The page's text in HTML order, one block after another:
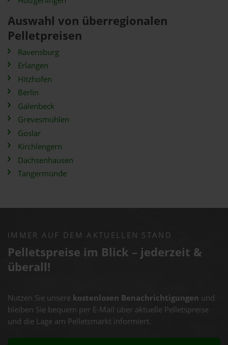
Auswahl von überregionalen
Pelletpreisen
Ravensburg
Erlangen
Hitzhofen
Berlin
Galenbeck
Grevesmühlen
Goslar
Kirchlengern
Dachsenhausen
Tangermünde
IMMER AUF DEM AKTUELLEN STAND
Pelletspreise im Blick – jederzeit &
überall!
Nutzen Sie unsere kostenlosen Benachrichtigungen und
bleiben Sie bequem per E-Mail über aktuelle Pelletspreise
und die Lage am Pelletsmarkt informiert.